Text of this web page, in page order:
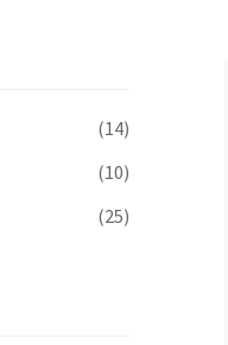
(14)
(10)
(25)